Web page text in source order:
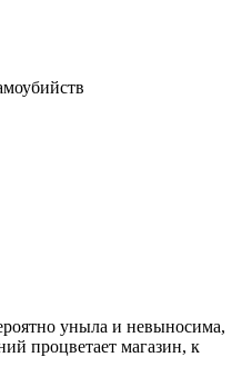
уныла и невыносима,
процветает магазин, к